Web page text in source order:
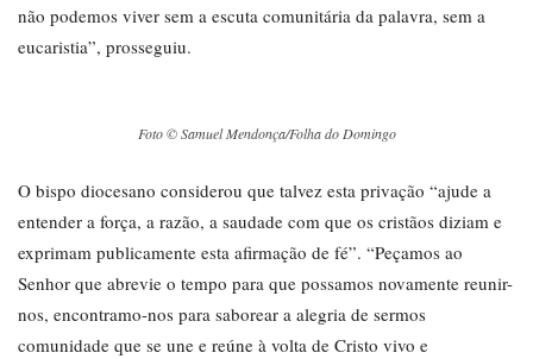
não podemos viver sem a escuta comunitária da palavra, sem a
eucaristia”, prosseguiu.
Foto © Samuel Mendonça/Folha do Domingo
O bispo diocesano considerou que talvez esta privação “ajude a
entender a força, a razão, a saudade com que os cristãos diziam e
exprimam publicamente esta afirmação de fé”. “Peçamos ao
Senhor que abrevie o tempo para que possamos novamente reunir-
nos, encontramo-nos para saborear a alegria de sermos
comunidade que se une e reúne à volta de Cristo vivo e